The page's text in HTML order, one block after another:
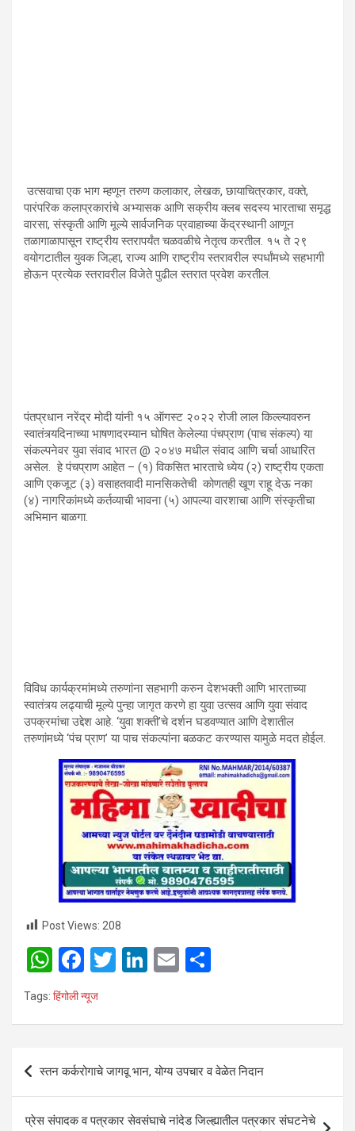
उत्सवाचा एक भाग म्हणून तरुण कलाकार, लेखक, छायाचित्रकार, वक्ते,
पारंपरिक कलाप्रकारांचे अभ्यासक आणि सक्रीय क्लब सदस्य भारताचा समृद्ध
वारसा, संस्कृती आणि मूल्ये सार्वजनिक प्रवाहाच्या केंद्रस्थानी आणून
तळागाळापासून राष्ट्रीय स्तरापर्यंत चळवळीचे नेतृत्व करतील. १५ ते २९
वयोगटातील युवक जिल्हा, राज्य आणि राष्ट्रीय स्तरावरील स्पर्धांमध्ये सहभागी
होऊन प्रत्येक स्तरावरील विजेते पुढील स्तरात प्रवेश करतील.
पंतप्रधान नरेंद्र मोदी यांनी१५ ऑगस्ट २०२२रोजी लाल किल्ल्यावरुन
स्वातंत्र्यदिनाच्या भाषणादरम्यान घोषित केलेल्या पंचप्राण (पाच संकल्प) या
संकल्पनेवर युवा संवाद भारत@ २०४७मधील संवाद आणि चर्चा आधारित
असेल. हे पंचप्राण आहेत – (१)विकसित भारताचे ध्येय (२)राष्ट्रीय एकता
आणि एकजूट (३)वसाहतवादी मानसिकतेची कोणतही खूण राहू देऊ नका
(४)नागरिकांमध्ये कर्तव्याची भावना (५) आपल्या वारशाचा आणि संस्कृतीचा
अभिमान बाळगा.
विविध कार्यक्रमांमध्ये तरुणांना सहभागी करुन देशभक्ती आणि भारताच्या
स्वातंत्र्य लढ्याची मूल्ये पुन्हा जागृत करणे हा युवा उत्सव आणि युवा संवाद
उपक्रमांचा उद्देश आहे. ‘युवा शक्ती’चे दर्शन घडवण्यात आणि देशातील
तरुणांमध्ये ‘पंच प्राण’ या पाच संकल्पांना बळकट करण्यास यामुळे मदत होईल.
Post Views: 208
W
h
at
A
p
F
a
ce
o
k
T
Li
n
E
Tags: हिंगोली न्यूज
Post
navigation
स्तन कर्करोगाचे जागवू भान, योग्य उपचार व वेळेत निदान
प्रेस संपादक व पत्रकार सेवसंघाचे नांदेड जिल्ह्यातील पत्रकार संघटनेचे